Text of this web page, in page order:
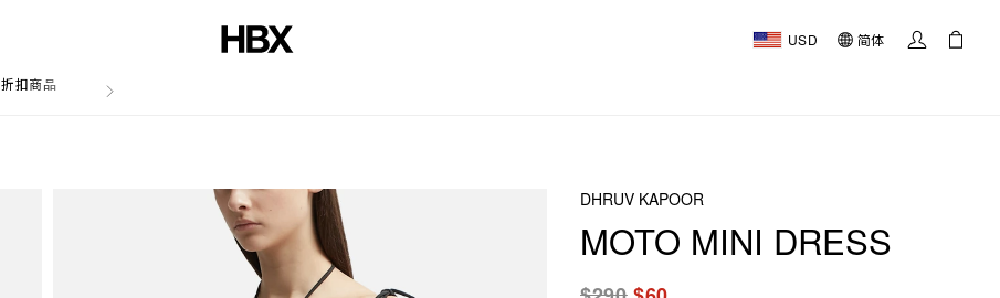
USD 简体
折扣商品 文章
DHRUV KAPOOR
MOTO MINI DRESS